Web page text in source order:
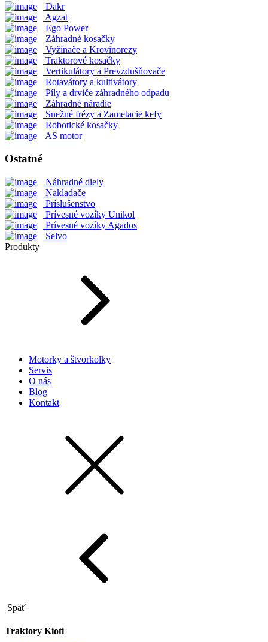
Dakr
Agzat
Ego Power
Záhradné kosačky
Vyžínače a Krovinorezy
Traktorové kosačky
Vertikulátory a Prevzdušňovače
Rotavátory a kultivátory
Píly a drviče záhradného odpadu
Záhradné náradie
Snežné frézy a Zametacie kefy
Robotické kosačky
AS motor
Ostatné
Náhradné diely
Nakladače
Príslušenstvo
Prívesné vozíky Unikol
Prívesné vozíky Agados
Selvo
Produkty
Motorky a štvorkolky
Servis
O nás
Blog
Kontakt
Späť
Traktory Kioti